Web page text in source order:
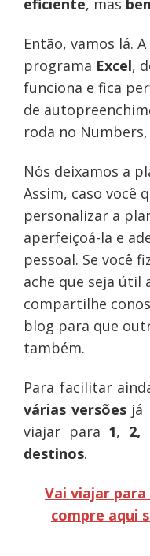
eficiente, mas
Então, vamos lá.
programa Excel,
funciona e fica
de
roda no Numbers,
Nós deixamos a
Assim, caso você
personalizar a
aperfeiçoá-la e
pessoal. Se você
ache que seja útil
compartilhe
blog para que
também.
Para facilitar
várias versõesjá
viajar para 1, 2,
destinos.
Vai viajar
compre aqui